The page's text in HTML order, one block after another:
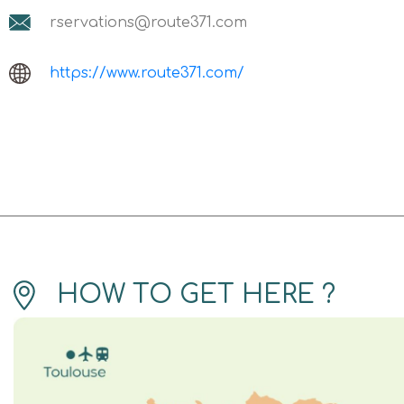
rservations@route371.com
https://www.route371.com/
HOW TO GET HERE ?